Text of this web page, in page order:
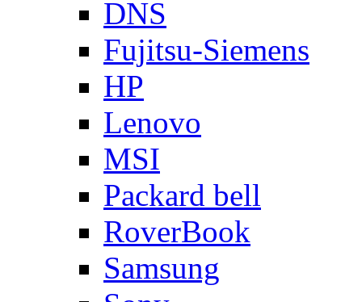
DNS
Fujitsu-Siemens
HP
Lenovo
MSI
Packard bell
RoverBook
Samsung